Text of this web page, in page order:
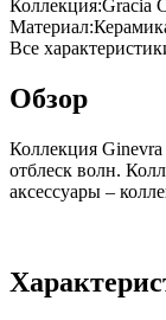
Коллекция:Gracia
Материал:
Все
Обзор
Коллекция Ginevra
отблеск волн.
аксессуары –